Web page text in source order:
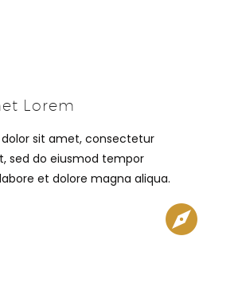
Lorem
sit amet, consectetur
sed do eiusmod tempor
et dolore magna aliqua.

